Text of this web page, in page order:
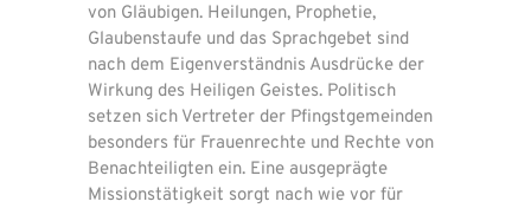
von Gläubigen. Heilungen, Prophetie,
Glaubenstaufe und das Sprachgebet sind
nach dem Eigenverständnis Ausdrücke der
Wirkung des Heiligen Geistes. Politisch
setzen sich Vertreter der Pfingstgemeinden
besonders für Frauenrechte und Rechte von
Benachteiligten ein. Eine ausgeprägte
Missionstätigkeit sorgt nach wie vor für